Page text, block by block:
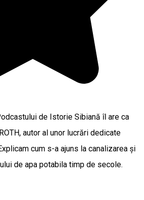
de Istorie Sibiană îl are ca
autor al unor lucrări dedicate
cum s-a ajuns la canalizarea și
de apa potabila timp de secole.